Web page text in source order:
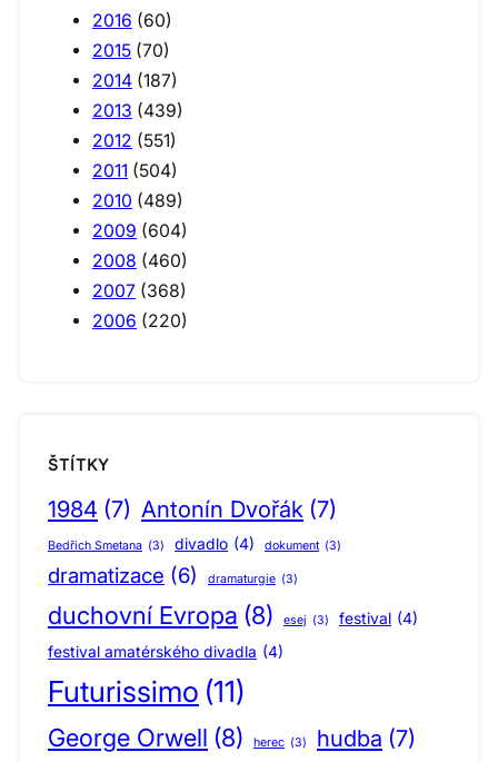
2016 (60)
2015 (70)
2014 (187)
2013 (439)
2012 (551)
2011 (504)
2010 (489)
2009 (604)
2008 (460)
2007 (368)
2006 (220)
ŠTÍTKY
1984 (7) Antonín Dvořák (7)
Bedřich Smetana (3) divadlo (4) dokument (3)
dramatizace (6) dramaturgie (3)
duchovní Evropa (8) esej (3) festival (4)
festival amatérského divadla (4)
Futurissimo (11)
George Orwell (8) herec (3) hudba (7)